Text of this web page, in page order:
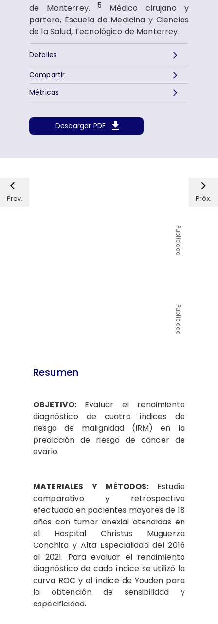
de Monterrey.5
Médico cirujano y
partero, Escuela de Medicina y Ciencias
de la Salud, Tecnológico de Monterrey.
Detalles
Descargar PDF
Métricas
Compartir
Prev. Próx.
Publicidad
Publicidad
Resumen
OBJETIVO: Evaluar el rendimiento
diagnóstico de cuatro índices de
riesgo de malignidad (IRM) en la
predicción de riesgo de cáncer de
ovario.
MATERIALES Y MÉTODOS: Estudio
comparativo y retrospectivo
efectuado en pacientes mayores de 18
años con tumor anexial atendidas en
el Hospital Christus Muguerza
Conchita y Alta Especialidad del 2016
al 2021. Para evaluar el rendimiento
diagnóstico de cada índice se utilizó la
curva ROC y el índice de Youden para
la obtención de sensibilidad y
especificidad.